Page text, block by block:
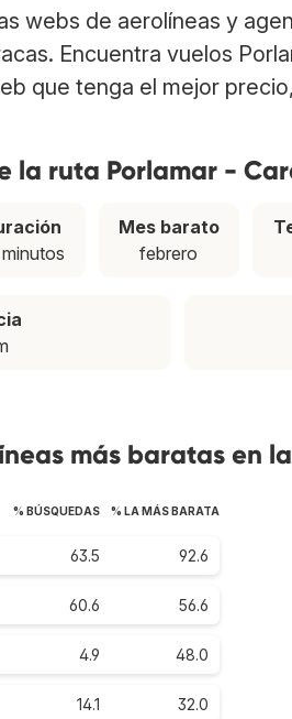
webs de aerolíneas y
Encuentra vuelos
que tenga el mejor
la ruta Porlamar -
Mes barato
febrero
más baratas en
% BÚSQUEDAS % LA MÁS BARATA
63.5 92.6
60.6 56.6
4.9 48.0
14.1 32.0